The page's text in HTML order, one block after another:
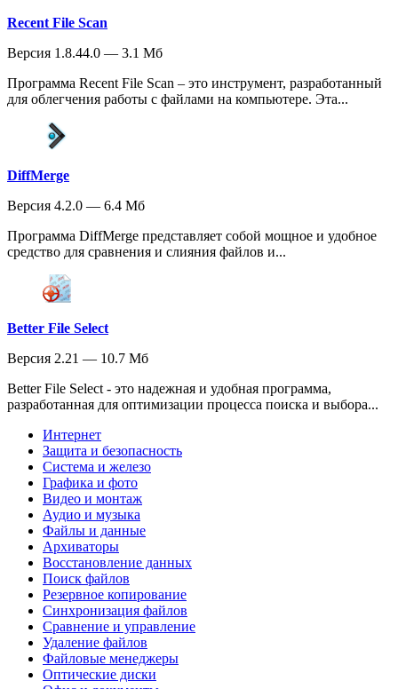
Recent File Scan
Версия 1.8.44.0 — 3.1 Мб
Программа Recent File Scan – это инструмент, разработанный
для облегчения работы с файлами на компьютере. Эта...
DiffMerge
Версия 4.2.0 — 6.4 Мб
Программа DiffMerge представляет собой мощное и удобное
средство для сравнения и слияния файлов и...
Better File Select
Версия 2.21 — 10.7 Мб
Better File Select - это надежная и удобная программа,
разработанная для оптимизации процесса поиска и выбора...
Интернет
Защита и безопасность
Система и железо
Графика и фото
Видео и монтаж
Аудио и музыка
Файлы и данные
Архиваторы
Восстановление данных
Поиск файлов
Резервное копирование
Синхронизация файлов
Сравнение и управление
Удаление файлов
Файловые менеджеры
Оптические диски